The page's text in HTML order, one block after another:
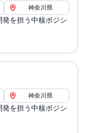
神奈川県
発を担う中核ポジシ
神奈川県
発を担う中核ポジシ